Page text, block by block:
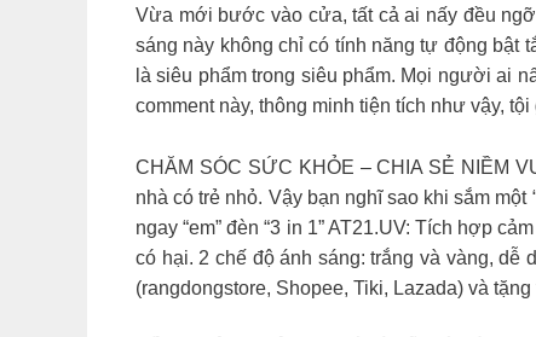
Vừa mới bước vào cửa, tất cả ai nấy đều ngỡ
sáng này không chỉ có tính năng tự động bật
là siêu phẩm trong siêu phẩm. Mọi người ai
comment này, thông minh tiện tích như vậy,
CHĂM SÓC SỨC KHỎE – CHIA SẺ NIỀM
nhà có trẻ nhỏ. Vậy bạn nghĩ sao khi sắm
ngay “em” đèn “3 in 1” AT21.UV: Tích hợp
có hại. 2 chế độ ánh sáng: trắng và vàng,
(rangdongstore, Shopee, Tiki, Lazada) và